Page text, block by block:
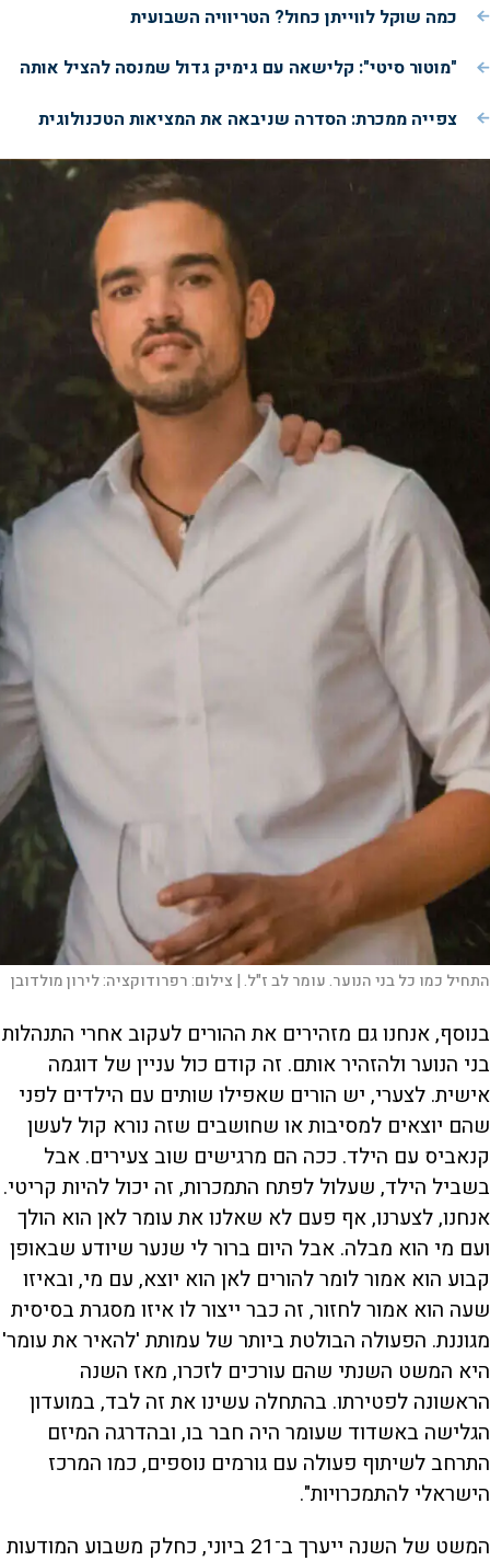
כמה שוקל לווייתן כחול? הטריוויה השבועית
"מוטור סיטי": קלישאה עם גימיק גדול שמנסה להציל אותה
צפייה ממכרת: הסדרה שניבאה את המציאות הטכנולוגית
התחיל כמו כל בני הנוער. עומר לב ז"ל. | צילום:רפרודוקציה: לירון מולדובן
בנוסף, אנחנו גם מזהירים את ההורים לעקוב אחרי התנהלות
בני הנוער ולהזהיר אותם. זה קודם כול עניין של דוגמה
אישית. לצערי, יש הורים שאפילו שותים עם הילדים לפני
שהם יוצאים למסיבות או שחושבים שזה נורא קול לעשן
קנאביס עם הילד. ככה הם מרגישים שוב צעירים. אבל
בשביל הילד, שעלול לפתח התמכרות, זה יכול להיות קריטי.
אנחנו, לצערנו, אף פעם לא שאלנו את עומר לאן הוא הולך
ועם מי הוא מבלה. אבל היום ברור לי שנער שיודע שבאופן
קבוע הוא אמור לומר להורים לאן הוא יוצא, עם מי, ובאיזו
שעה הוא אמור לחזור, זה כבר ייצור לו איזו מסגרת בסיסית
מגוננת. הפעולה הבולטת ביותר של עמותת 'להאיר את עומר'
היא המשט השנתי שהם עורכים לזכרו, מאז השנה
הראשונה לפטירתו. בהתחלה עשינו את זה לבד, במועדון
הגלישה באשדוד שעומר היה חבר בו, ובהדרגה המיזם
התרחב לשיתוף פעולה עם גורמים נוספים, כמו המרכז
הישראלי להתמכרויות".
המשט של השנה ייערך ב־21 ביוני, כחלק משבוע המודעות